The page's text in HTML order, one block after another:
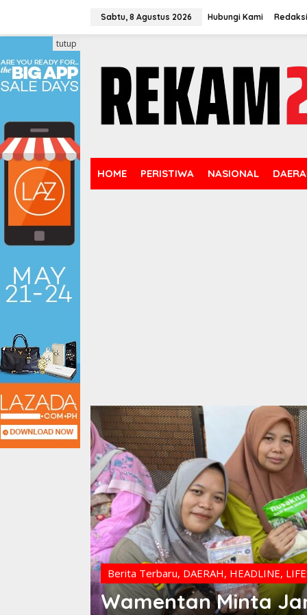
konten
Sabtu, 8 Agustus 2026 Hubungi Kami Redaksi
HOME PERISTIWA NASIONAL
tutup
Berita Terbaru, DAERAH, HEADLINE,
Wamentan Minta